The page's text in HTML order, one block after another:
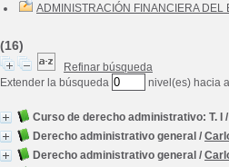
ADMINISTRACIÓN FINANCIERA DEL
(16)
Refinar búsqueda
Extender la búsqueda
nivel(es) hacia
Curso de derecho administrativo: T. I /
Derecho administrativo general /
Derecho administrativo general /